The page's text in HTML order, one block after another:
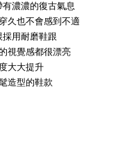
濃濃的復古氣息
久也不會感到不適
用耐磨鞋跟
視覺感都很漂亮
大大提升
造型的鞋款